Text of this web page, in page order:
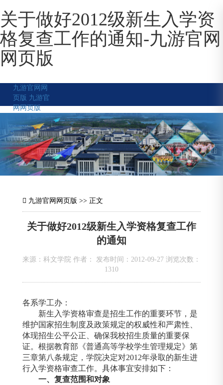
关于做好2012级新生入学资
格复查工作的通知-九游官网
网页版
九游官网网
页版 九游官
网网页版
九游官网网页版 >> 正文
关于做好2012级新生入学资格复查工作
的通知
来源：科文学院 作者： 发布时间：2012-09-27 浏览次数：
1310
各系学工办：
新生入学资格审查是招生工作的重要环节，是
维护国家招生制度及政策规定的权威性和严肃性、
体现招生公平公正、确保我校招生质量的重要保
证。根据教育部《普通高等学校学生管理规定》第
三章第八条规定，学院决定对2012年录取的新生进
行入学资格审查工作。具体事宜安排如下：
一、复查范围和对象